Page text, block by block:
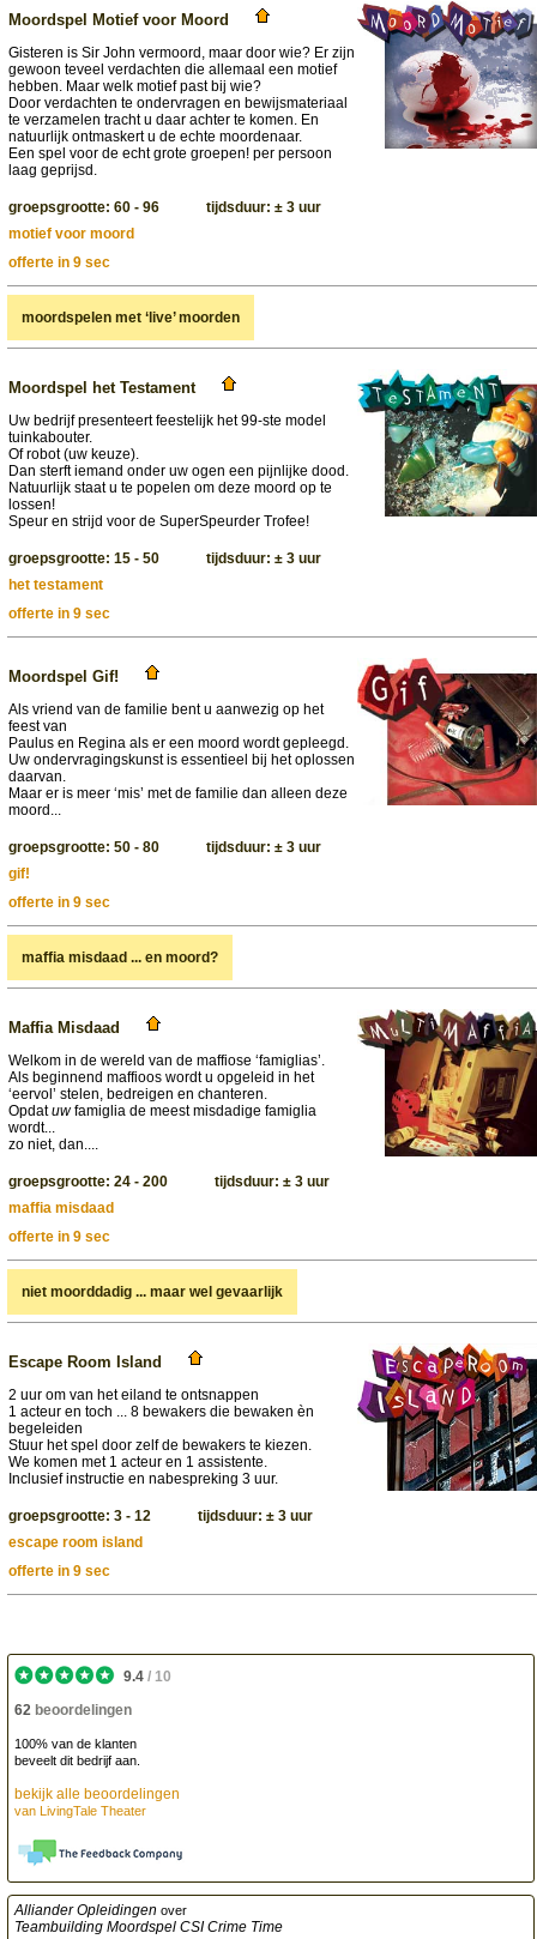
Moordspel Motief voor Moord
Gisteren is Sir John vermoord, maar door wie? Er zijn
gewoon teveel verdachten die allemaal een motief
hebben. Maar welk motief past bij wie?
Door verdachten te ondervragen en bewijsmateriaal
te verzamelen tracht u daar achter te komen. En
natuurlijk ontmaskert u de echte moordenaar.
Een spel voor de echt grote groepen! per persoon
laag geprijsd.
groepsgrootte: 60 - 96 tijdsduur: ± 3 uur
motief voor moord
offerte in 9 sec
moordspelen met ‘live’ moorden
Moordspel het Testament
Uw bedrijf presenteert feestelijk het 99-ste model
tuinkabouter.
Of robot (uw keuze).
Dan sterft iemand onder uw ogen een pijnlijke dood.
Natuurlijk staat u te popelen om deze moord op te
lossen!
Speur en strijd voor de SuperSpeurder Trofee!
groepsgrootte: 15 - 50 tijdsduur: ± 3 uur
het testament
offerte in 9 sec
Moordspel Gif!
Als vriend van de familie bent u aanwezig op het
feest van
Paulus en Regina als er een moord wordt gepleegd.
Uw ondervragingskunst is essentieel bij het oplossen
daarvan.
Maar er is meer ‘mis’ met de familie dan alleen deze
moord...
groepsgrootte: 50 - 80 tijdsduur: ± 3 uur
gif!
offerte in 9 sec
maffia misdaad ... en moord?
Maffia Misdaad
Welkom in de wereld van de maffiose ‘famiglias’.
Als beginnend maffioos wordt u opgeleid in het
‘eervol’ stelen, bedreigen en chanteren.
Opdatuwfamiglia de meest misdadige famiglia
wordt...
zo niet, dan....
groepsgrootte: 24 - 200 tijdsduur: ± 3 uur
maffia misdaad
offerte in 9 sec
niet moorddadig ... maar wel gevaarlijk
Escape Room Island
2 uur om van het eiland te ontsnappen
1 acteur en toch ... 8 bewakers die bewaken èn
begeleiden
Stuur het spel door zelf de bewakers te kiezen.
We komen met 1 acteur en 1 assistente.
Inclusief instructie en nabespreking 3 uur.
groepsgrootte: 3 - 12 tijdsduur: ± 3 uur
escape room island
offerte in 9 sec
9.4 / 10
62 beoordelingen
100% van de klanten
beveelt dit bedrijf aan.
bekijk alle beoordelingen
van LivingTale Theater
Alliander Opleidingen over
Teambuilding Moordspel CSI Crime Time